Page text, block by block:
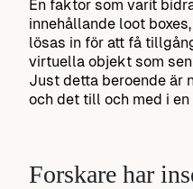
En faktor som varit
innehållande loot
lösas in för att få
virtuella objekt som
Just detta beroende är
och det till och med i
Forskare har